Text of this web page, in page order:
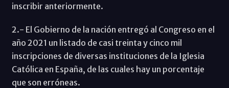
inscribir anteriormente.
2.- El Gobierno de la nación entregó al Congreso en el
año 2021 un listado de casi treinta y cinco mil
inscripciones de diversas instituciones de la Iglesia
Católica en España, de las cuales hay un porcentaje
que son erróneas.